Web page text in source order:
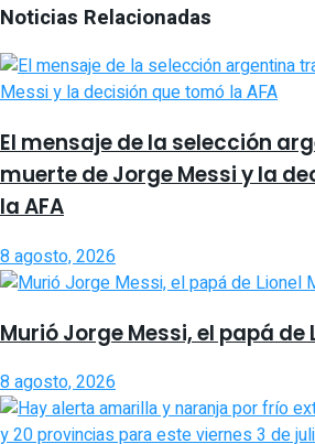
Noticias Relacionadas
El mensaje de la selección
muerte de Jorge Messi y la
la AFA
8 agosto, 2026
Murió Jorge Messi, el papá de
8 agosto, 2026